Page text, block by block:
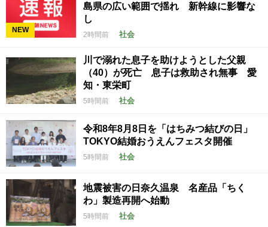
NEW
島県の広い範囲で揺れ 新幹線に影響な
し
2時間前 社会
川で溺れた息子を助けようとした父親
（40）が死亡 息子は救助され無事 愛
知・東栄町
5時間前 社会
令和8年8月8日を「はちみつ結びの日」
TOKYO結婚おうえんフェスタ開催
5時間前 社会
地震被害の日奈久温泉 名産品「ちく
わ」製造再開へ始動
5時間前 社会